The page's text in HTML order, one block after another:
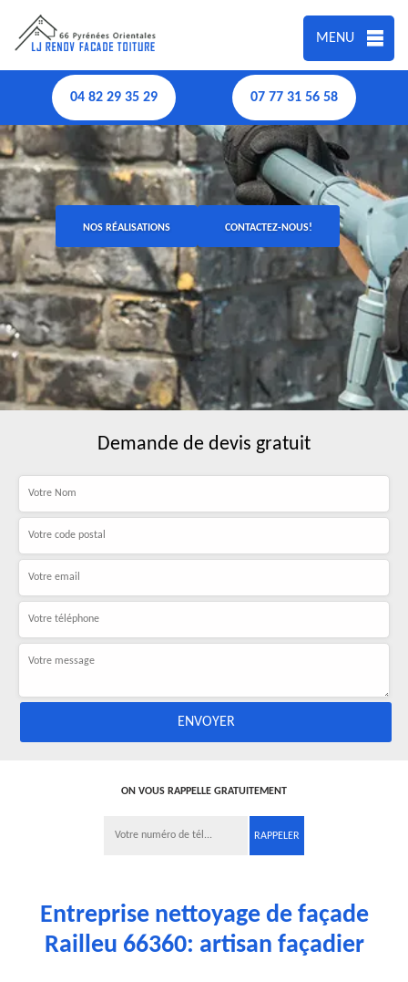
MENU
04 82 29 35 29 07 77 31 56 58
NOS RÉALISATIONS CONTACTEZ-NOUS!
Demande de devis gratuit
ON VOUS RAPPELLE GRATUITEMENT
Entreprise nettoyage de façade
Railleu 66360: artisan façadier